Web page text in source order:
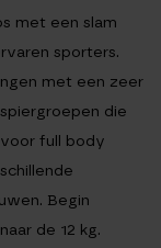
met een slam
sporters.
met een zeer
die
full body
Begin
de 12 kg.